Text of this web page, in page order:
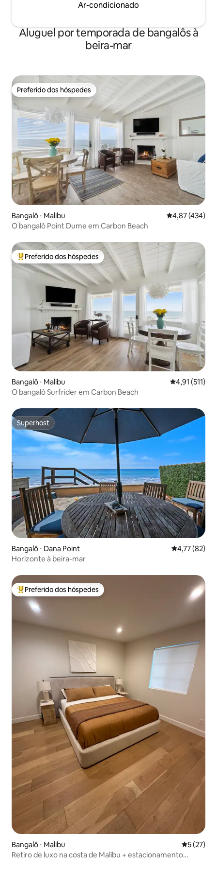
Ar-condicionado
Aluguel por temporada de bangalôs à
beira-mar
Preferido dos hóspedes
Preferido dos hóspedes
Bangalô ⋅ Malibu 4,87 de uma
4,87 (434)
O bangalô Point Dume em Carbon Beach
Entre os melhores preferidos dos hóspedes
Preferido dos hóspedes
Bangalô ⋅ Malibu 4,91 de uma
4,91 (511)
O bangalô Surfrider em Carbon Beach
Superhost
Superhost
Bangalô ⋅ Dana Point 4,77 de uma
4,77 (82)
Horizonte à beira-mar
Entre os melhores preferidos dos hóspedes
Preferido dos hóspedes
Bangalô ⋅ Malibu 5 de uma
5 (27)
Retiro de luxo na costa de Malibu + estacionamento